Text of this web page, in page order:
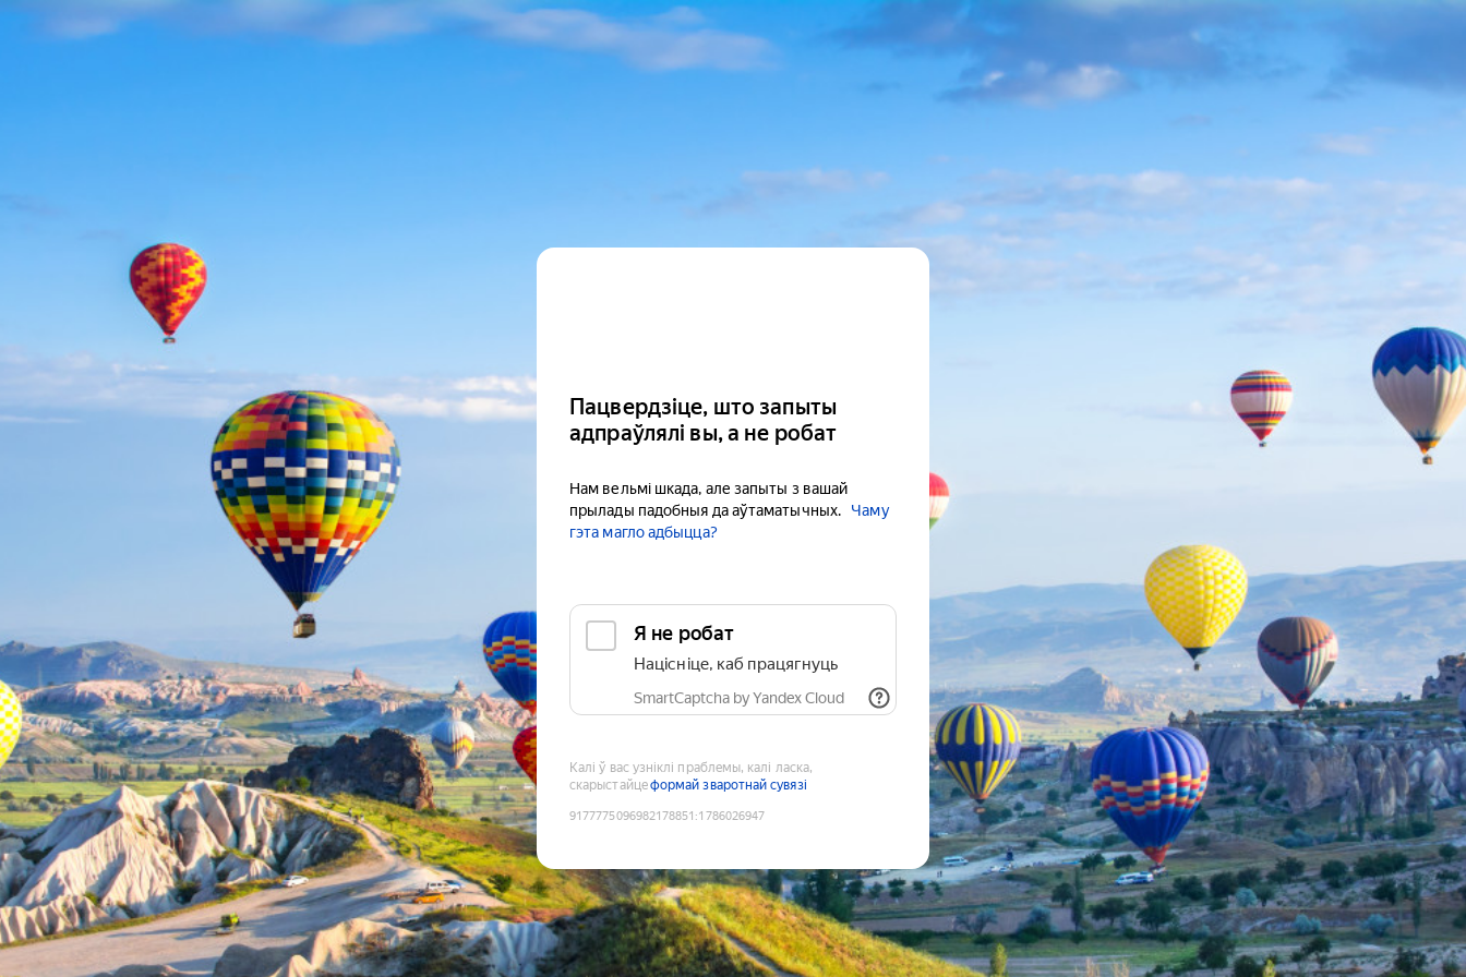
Пацвердзіце, што запыты
адпраўлялі вы, а не робат
Нам вельмі шкада, але запыты з вашай
прылады падобныя да аўтаматычных.
Чаму
гэта магло адбыцца?
Я не робат
Націсніце, каб працягнуць
SmartCaptcha by Yandex Cloud
Калі ў вас узніклі праблемы, калі ласка,
скарыстайцеформай зваротнай сувязі
9177775096982178851 :1786026947